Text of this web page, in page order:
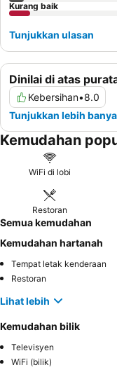
Dinilai di atas
Kebersihan•8.0
Tunjukkan lebih
Kurang baik
Tunjukkan ulasan
Kemudahan
WiFi di lobi
Restoran
Semua kemudahan
Kemudahan hartanah
Tempat letak kenderaan
Restoran
Lihat lebih
Kemudahan bilik
Televisyen
WiFi (bilik)